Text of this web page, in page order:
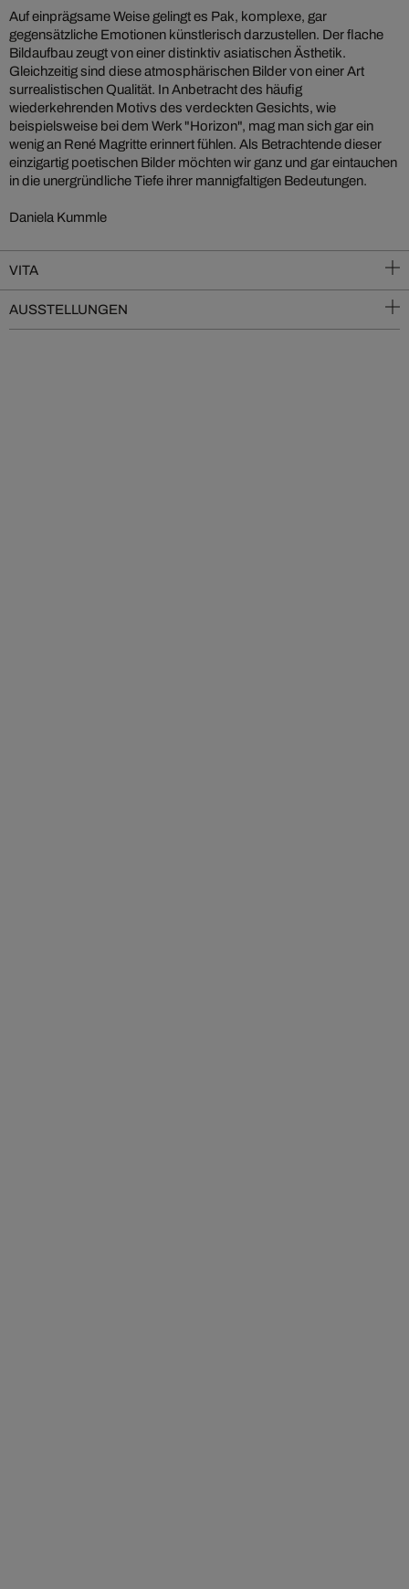
Auf einprägsame Weise gelingt es Pak, komplexe, gar
gegensätzliche Emotionen künstlerisch darzustellen. Der flache
Bildaufbau zeugt von einer distinktiv asiatischen Ästhetik.
Gleichzeitig sind diese atmosphärischen Bilder von einer Art
surrealistischen Qualität. In Anbetracht des häufig
wiederkehrenden Motivs des verdeckten Gesichts, wie
beispielsweise bei dem Werk "Horizon", mag man sich gar ein
wenig an René Magritte erinnert fühlen. Als Betrachtende dieser
einzigartig poetischen Bilder möchten wir ganz und gar eintauchen
in die unergründliche Tiefe ihrer mannigfaltigen Bedeutungen.
Daniela Kummle
VITA
AUSSTELLUNGEN